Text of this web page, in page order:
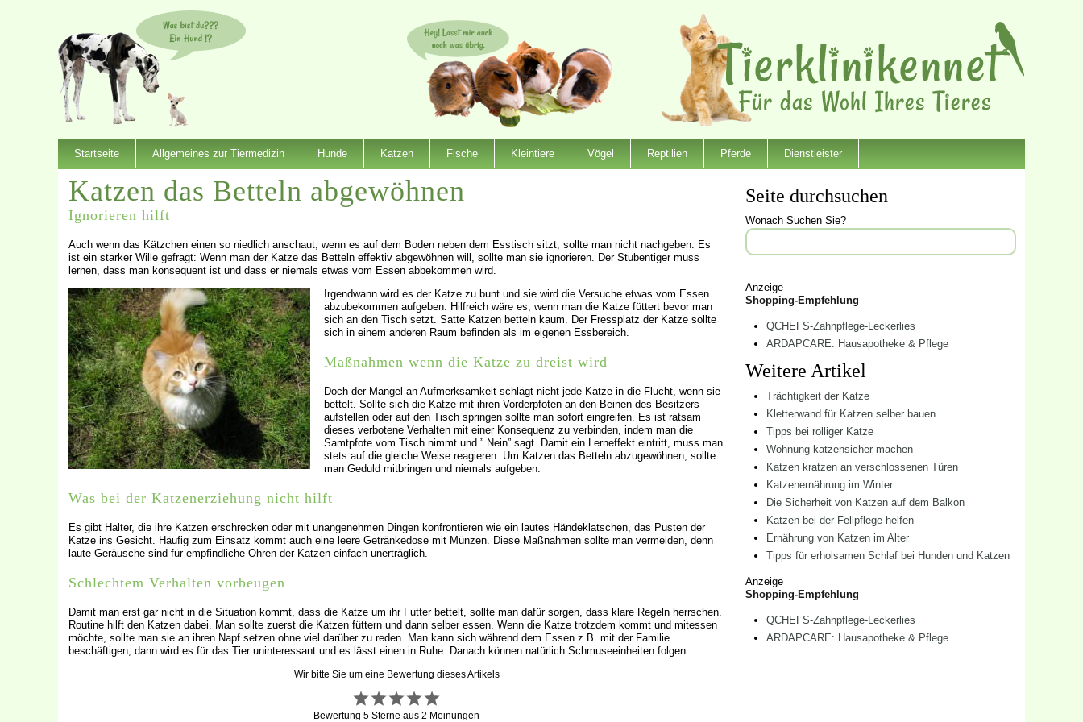
Startseite Allgemeines zur Tiermedizin Hunde Katzen Fische Kleintiere Vögel Reptilien Pferde Dienstleister
Katzen das Betteln abgewöhnen
Ignorieren hilft
Auch wenn das Kätzchen einen so niedlich anschaut, wenn es auf dem Boden neben dem Esstisch sitzt, sollte man nicht nachgeben. Es
ist ein starker Wille gefragt: Wenn man der Katze das Betteln effektiv abgewöhnen will, sollte man sie ignorieren. Der Stubentiger muss
lernen, dass man konsequent ist und dass er niemals etwas vom Essen abbekommen wird.
Irgendwann wird es der Katze zu bunt und sie wird die Versuche etwas vom Essen
abzubekommen aufgeben. Hilfreich wäre es, wenn man die Katze füttert bevor man
sich an den Tisch setzt. Satte Katzen betteln kaum. Der Fressplatz der Katze sollte
sich in einem anderen Raum befinden als im eigenen Essbereich.
Maßnahmen wenn die Katze zu dreist wird
Doch der Mangel an Aufmerksamkeit schlägt nicht jede Katze in die Flucht, wenn sie
bettelt. Sollte sich die Katze mit ihren Vorderpfoten an den Beinen des Besitzers
aufstellen oder auf den Tisch springen sollte man sofort eingreifen. Es ist ratsam
dieses verbotene Verhalten mit einer Konsequenz zu verbinden, indem man die
Samtpfote vom Tisch nimmt und ” Nein” sagt. Damit ein Lerneffekt eintritt, muss man
stets auf die gleiche Weise reagieren. Um Katzen das Betteln abzugewöhnen, sollte
man Geduld mitbringen und niemals aufgeben.
Was bei der Katzenerziehung nicht hilft
Es gibt Halter, die ihre Katzen erschrecken oder mit unangenehmen Dingen konfrontieren wie ein lautes Händeklatschen, das Pusten der
Katze ins Gesicht. Häufig zum Einsatz kommt auch eine leere Getränkedose mit Münzen. Diese Maßnahmen sollte man vermeiden, denn
laute Geräusche sind für empfindliche Ohren der Katzen einfach unerträglich.
Schlechtem Verhalten vorbeugen
Damit man erst gar nicht in die Situation kommt, dass die Katze um ihr Futter bettelt, sollte man dafür sorgen, dass klare Regeln herrschen.
Routine hilft den Katzen dabei. Man sollte zuerst die Katzen füttern und dann selber essen. Wenn die Katze trotzdem kommt und mitessen
möchte, sollte man sie an ihren Napf setzen ohne viel darüber zu reden. Man kann sich während dem Essen z.B. mit der Familie
beschäftigen, dann wird es für das Tier uninteressant und es lässt einen in Ruhe. Danach können natürlich Schmuseeinheiten folgen.
Wir bitte Sie um eine Bewertung dieses Artikels
Bewertung 5 Sterne aus 2 Meinungen
Seite durchsuchen
Wonach Suchen Sie?
Anzeige
Shopping-Empfehlung
QCHEFS-Zahnpflege-Leckerlies
ARDAPCARE: Hausapotheke & Pflege
Weitere Artikel
Trächtigkeit der Katze
Kletterwand für Katzen selber bauen
Tipps bei rolliger Katze
Wohnung katzensicher machen
Katzen kratzen an verschlossenen Türen
Katzenernährung im Winter
Die Sicherheit von Katzen auf dem Balkon
Katzen bei der Fellpflege helfen
Ernährung von Katzen im Alter
Tipps für erholsamen Schlaf bei Hunden und Katzen
Anzeige
Shopping-Empfehlung
QCHEFS-Zahnpflege-Leckerlies
ARDAPCARE: Hausapotheke & Pflege